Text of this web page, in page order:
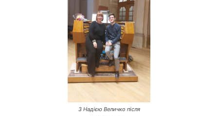
З Надією Величко після